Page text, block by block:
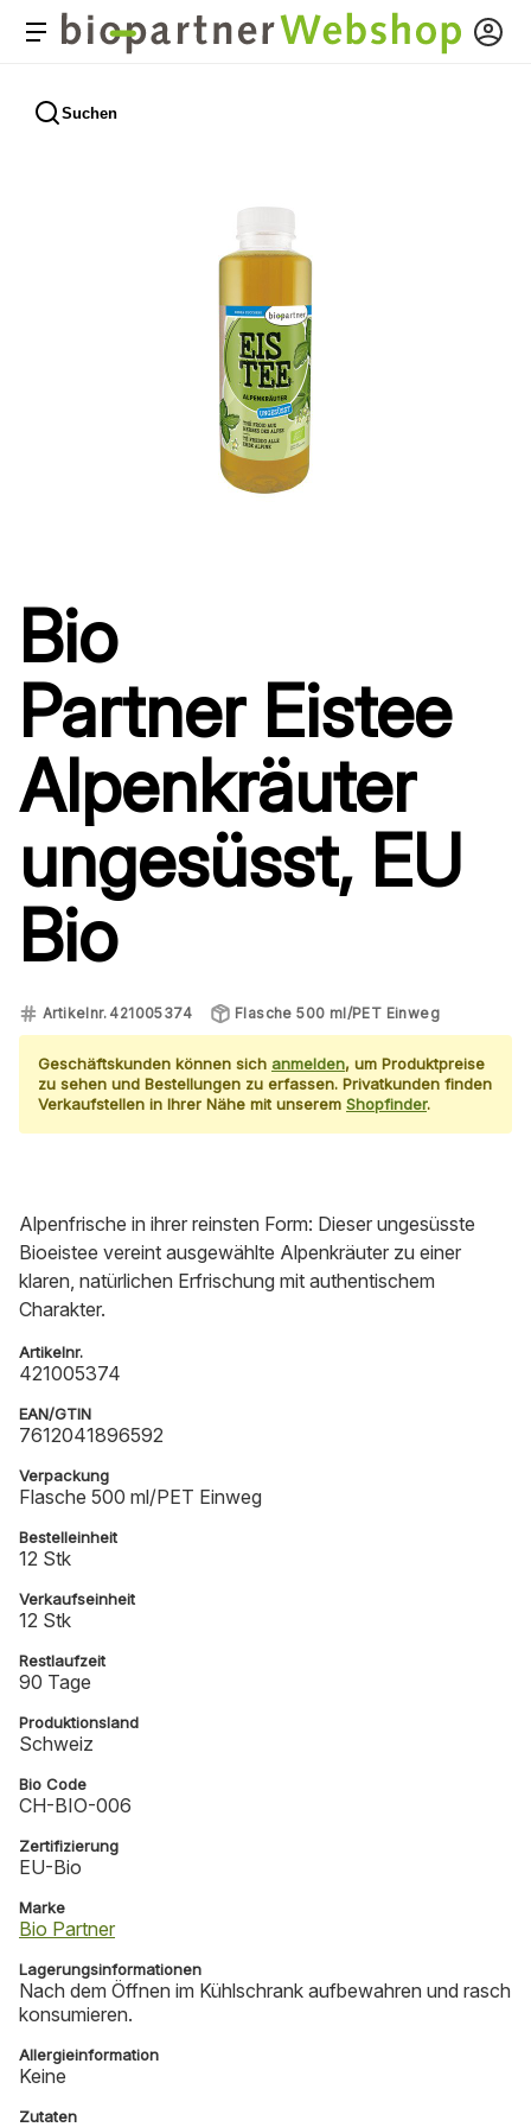
Suchen
Bio
Partner Eistee
Alpenkräuter
ungesüsst, EU
Bio
Artikelnr. 421005374 Flasche 500 ml/PET Einweg
Geschäftskunden können sich anmelden, um Produktpreise
zu sehen und Bestellungen zu erfassen. Privatkunden finden
Verkaufstellen in Ihrer Nähe mit unserem Shopfinder.
Alpenfrische in ihrer reinsten Form: Dieser ungesüsste
Bioeistee vereint ausgewählte Alpenkräuter zu einer
klaren, natürlichen Erfrischung mit authentischem
Charakter.
Artikelnr.
421005374
EAN/GTIN
7612041896592
Verpackung
Flasche 500 ml/PET Einweg
Bestelleinheit
12 Stk
Verkaufseinheit
12 Stk
Restlaufzeit
90 Tage
Produktionsland
Schweiz
Bio Code
CH-BIO-006
Zertifizierung
EU-Bio
Marke
Bio Partner
Lagerungsinformationen
Nach dem Öffnen im Kühlschrank aufbewahren und rasch
konsumieren.
Allergieinformation
Keine
Zutaten